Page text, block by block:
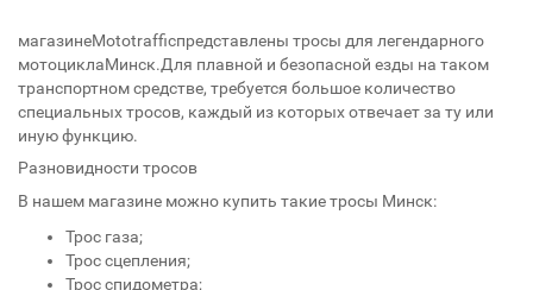
магазинеMototrafficпредставлены тросы для легендарного
мотоциклаМинск.Для плавной и безопасной езды на таком
транспортном средстве, требуется большое количество
специальных тросов, каждый из которых отвечает за ту или
иную функцию.
Разновидности тросов
В нашем магазине можно купить такие тросы Минск:
Трос газа;
Трос сцепления;
Трос спидометра;